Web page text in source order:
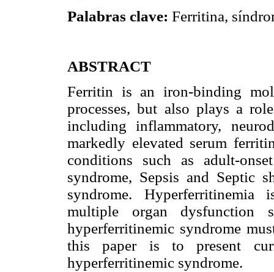
Palabras clave: Ferritina,
ABSTRACT
Ferritin is an iron-binding
processes, but also plays a
including inflammatory,
markedly elevated serum
conditions such as adult-
syndrome, Sepsis and Septic
syndrome. Hyperferritinemia
multiple organ dysfunction
hyperferritinemic syndrome
this paper is to present
hyperferritinemic syndrome.